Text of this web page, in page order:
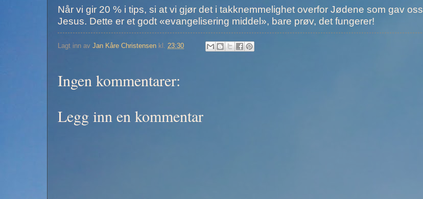
Når vi gir 20 % i tips, si at vi gjør det i takknemmelighet overfor Jødene som gav oss
Jesus. Dette er et godt «evangelisering middel», bare prøv, det fungerer!
Lagt inn av Jan Kåre Christensen kl. 23:30
Ingen kommentarer:
Legg inn en kommentar